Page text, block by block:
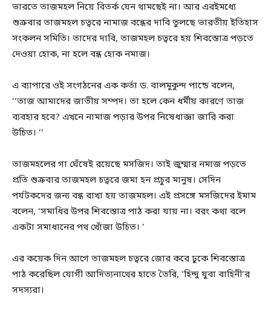
ভারতে তাজমহল নিয়ে বিতর্ক যেন থামছেই না। আর এরইমধ্যে
শুক্রবার তাজমহল চত্বরে নামাজ বন্ধের দাবি তুলছে ভারতীয় ইতিহাস
সংকলন সমিতি। তাদের দাবি, তাজমহল চত্বরে হয় শিবস্তোত্র পড়তে
দেওয়া হোক, না হলে বন্ধ হোক নমাজ।
এ ব্যাপারে ওই সংগঠনের এক কর্তা ড. বালমুকুন্দ পান্ডে বলেন,
‘‘তাজ আমাদের জাতীয় সম্পদ। তা হলে কেন ধর্মীয় কারণে তাজ
ব্যবহার হবে? এখনে নামাজ পড়ার উপর নিষেধাজ্ঞা জারি করা
উচিত। ’’
তাজমহলের গা ঘেঁষেই রয়েছে মসজিদ। তাই জুম্মার নমাজ পড়তে
প্রতি শুক্রবার তাজমহল চত্বরে জমা হন প্রচুর মানুষ। সেদিন
পর্যটকদের জন্য বন্ধ রাখা হয় তাজমহল। এই প্রসঙ্গে মসজিদের ইমাম
বলেন, ‘সমাধির উপর শিবস্তোত্র পাঠ করা যায় না। বরং কথা বলে
একটা সমাধানের পথ খোঁজা উচিত। ’
এর কয়েক দিন আগে তাজমহল চত্বরে জোর করে ঢুকে শিবস্তোত্র
পাঠ করেছিল যোগী আদিত্যনাথের হাতে তৈরি, ‘হিন্দু যুবা বাহিনী’র
সদস্যরা।